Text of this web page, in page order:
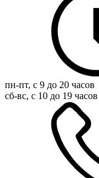
пн-пт, с 9 до 20 часов
сб-вс, с 10 до 19 часов